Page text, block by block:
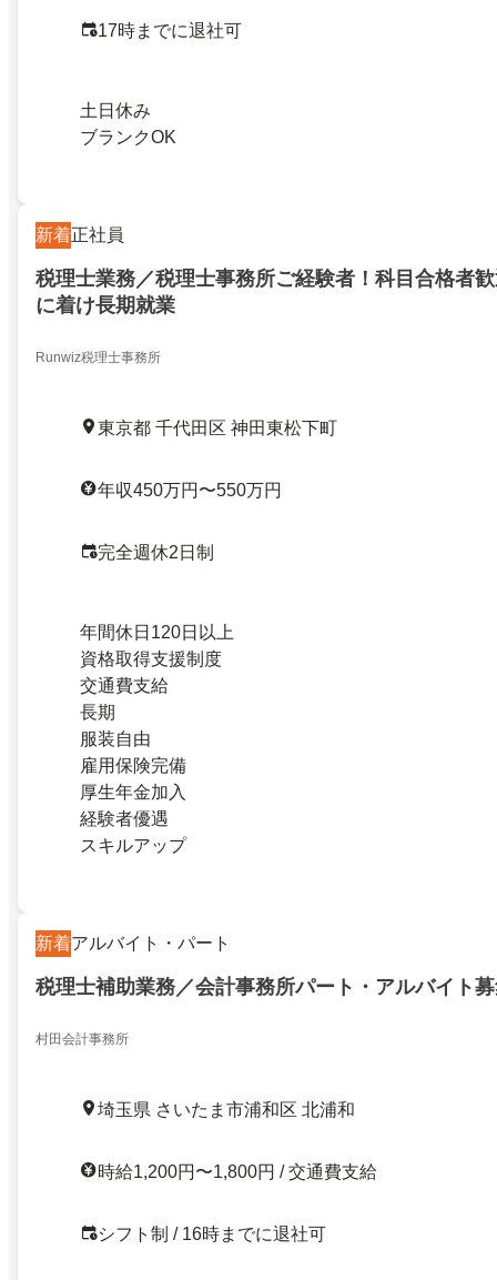
17時までに退社可
土日休み
ブランクOK
新着正社員
税理士業務／税理士事務所ご経験者！科目合格者
に着け長期就業
Runwiz税理士事務所
東京都 千代田区 神田東松下町
年収450万円〜550万円
完全週休2日制
年間休日120日以上
資格取得支援制度
交通費支給
長期
服装自由
雇用保険完備
厚生年金加入
経験者優遇
スキルアップ
新着アルバイト・パート
税理士補助業務／会計事務所パート・アルバイト
村田会計事務所
埼玉県 さいたま市浦和区 北浦和
時給1,200円〜1,800円 / 交通費支給
シフト制 / 16時までに退社可